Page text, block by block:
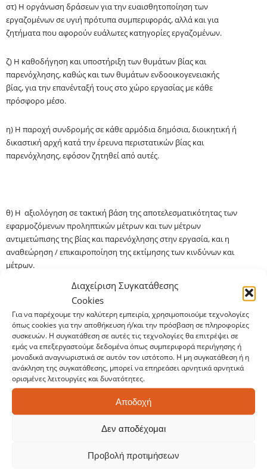
Διαχείριση Συγκατάθεσης
Cookies
Για να παρέχουμε την καλύτερη εμπειρία, χρησιμοποιούμε τεχνολογίες
όπως cookies για την αποθήκευση ή/και την πρόσβαση σε πληροφορίες
συσκευών. Η συγκατάθεση σε αυτές τις τεχνολογίες θα επιτρέψει σε
εμάς να επεξεργαστούμε δεδομένα όπως συμπεριφορά περιήγησης ή
μοναδικά αναγνωριστικά σε αυτόν τον ιστότοπο. Η μη συγκατάθεση ή η
ανάκληση της συγκατάθεσης, μπορεί να επηρεάσει αρνητικά αρνητικά
ορισμένες λειτουργίες και δυνατότητες.
Αποδοχή
Δεν αποδέχομαι
Προβολή προτιμήσεων
στ) Η οργάνωση δράσεων για την ευαισθητοποίηση των
εργαζομένων σε υγιή πρότυπα συμπεριφοράς, αλλά και για
ζητήματα που αφορούν ευάλωτες κατηγορίες εργαζομένων.
ζ) Η καθοδήγηση και υποστήριξη των θυμάτων βίας και
παρενόχλησης, καθώς και των θυμάτων ενδοοικογενειακής
βίας, για την επανένταξή τους στο χώρο εργασίας με κάθε
πρόσφορο μέσο.
η) Η παροχή συνδρομής σε κάθε αρμόδια δημόσια, διοικητική ή
δικαστική αρχή κατά την έρευνα περιστατικών βίας και
παρενόχλησης, εφόσον ζητηθεί από αυτές.
θ) Η αξιολόγηση σε τακτική βάση της αποτελεσματικότητας των
εφαρμοζόμενων προληπτικών μέτρων και των μέτρων
αντιμετώπισης της βίας και παρενόχλησης στην εργασία, και η
αναθεώρηση /επικαιροποίηση της εκτίμησης των κινδύνων και
μέτρων.
ι) Η λήψη κάθε άλλου πρόσφορου και ενδεδειγμένου μέτρου
προς επίτευξη των σκοπών της παρούσας.
1.5.3. Ενέργειες ενημέρωσης και ευαισθητοποίησης του
προσωπικού
Η Εταιρία προβαίνει σε ενέργειες ενημέρωσης και
ευαισθητοποίησης του προσωπικού και ειδικότερα, ενθαρρύνει
τη συμμετοχή εκπροσώπων των εργαζομένων και στελεχών της
Διοίκησης σε προγράμματα κατάρτισης και επιμορφωτικά
σεμινάρια σχετικά με την αναγνώριση και διαχείριση των
δηλώνει μηδενική ανοχή σε τυχόν φαινόμενα βίας και